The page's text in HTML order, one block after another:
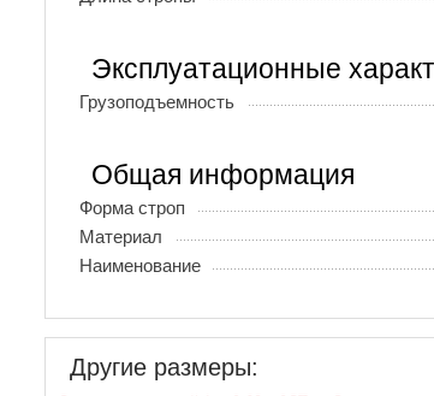
Эксплуатационные
Грузоподъемность
Общая информация
Форма строп
Материал
Наименование
Другие размеры: